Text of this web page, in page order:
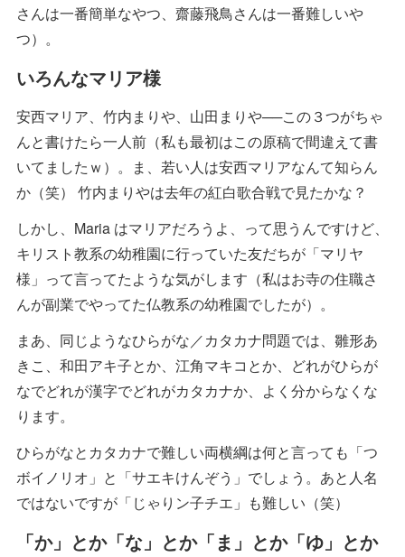
さんは一番簡単なやつ、齋藤飛鳥さんは一番難しいや
つ）。
いろんなマリア様
安西マリア、竹内まりや、山田まりや──この３つがちゃ
んと書けたら一人前（私も最初はこの原稿で間違えて書
いてましたｗ）。ま、若い人は安西マリアなんて知らん
か（笑） 竹内まりやは去年の紅白歌合戦で見たかな？
しかし、Maria はマリアだろうよ、って思うんですけど、
キリスト教系の幼稚園に行っていた友だちが「マリヤ
様」って言ってたような気がします（私はお寺の住職さ
んが副業でやってた仏教系の幼稚園でしたが）。
まあ、同じようなひらがな／カタカナ問題では、雛形あ
きこ、和田アキ子とか、江角マキコとか、どれがひらが
なでどれが漢字でどれがカタカナか、よく分からなくな
ります。
ひらがなとカタカナで難しい両横綱は何と言っても「つ
ボイノリオ」と「サエキけんぞう」でしょう。あと人名
ではないですが「じゃりン子チエ」も難しい（笑）
「か」とか「な」とか「ま」とか「ゆ」とか